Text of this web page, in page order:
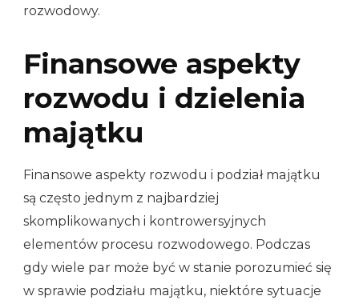
rozwodowy.
Finansowe aspekty
rozwodu i dzielenia
majątku
Finansowe aspekty rozwodu i podział majątku
są często jednym z najbardziej
skomplikowanych i kontrowersyjnych
elementów procesu rozwodowego. Podczas
gdy wiele par może być w stanie porozumieć się
w sprawie podziału majątku, niektóre sytuacje